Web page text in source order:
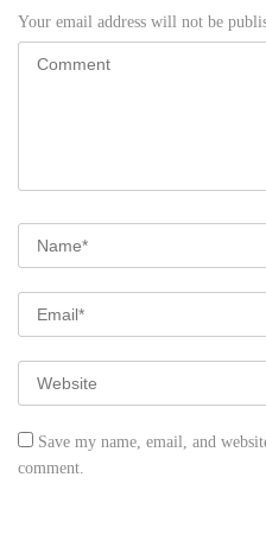
Your email address will not be
Save my name, email, and
comment.